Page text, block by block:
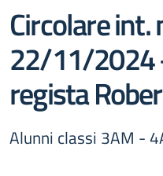
Circolare int.
22/11/2024
regista
Alunni classi 3AM -